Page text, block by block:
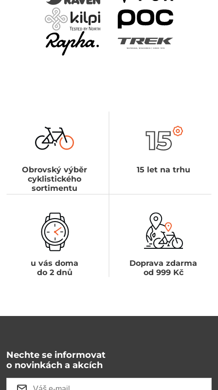
Obrovský výběr
cyklistického
sortimentu
15 let na trhu
u vás doma
do 2 dnů
Doprava zdarma
od 999 Kč
Nechte se informovat
o novinkách a akcích